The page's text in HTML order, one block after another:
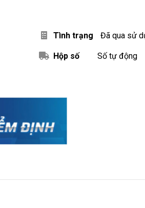
Tình trạng Đã qua sử
Hộp số Số tự động